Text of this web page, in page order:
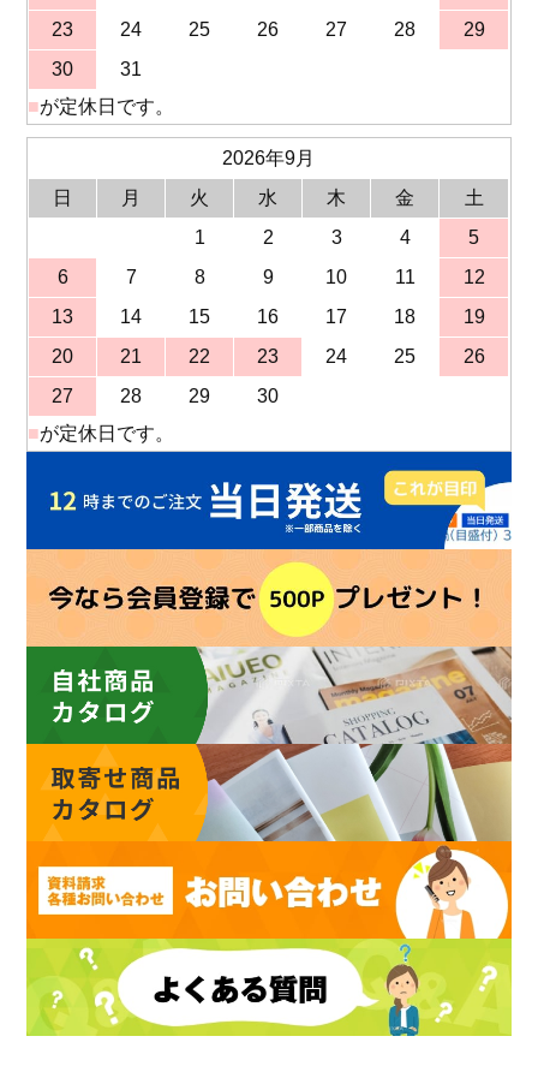
23
24 25 26 27 28
29
30
31
■が定休日です。
2026年9月
日
月 火 水 木 金
土
1
2 3 4
5
6
7 8 9 10 11
12
13
14 15 16 17 18
19
20
21 22 23 24 25
26
27
28 29
30
■が定休日です。